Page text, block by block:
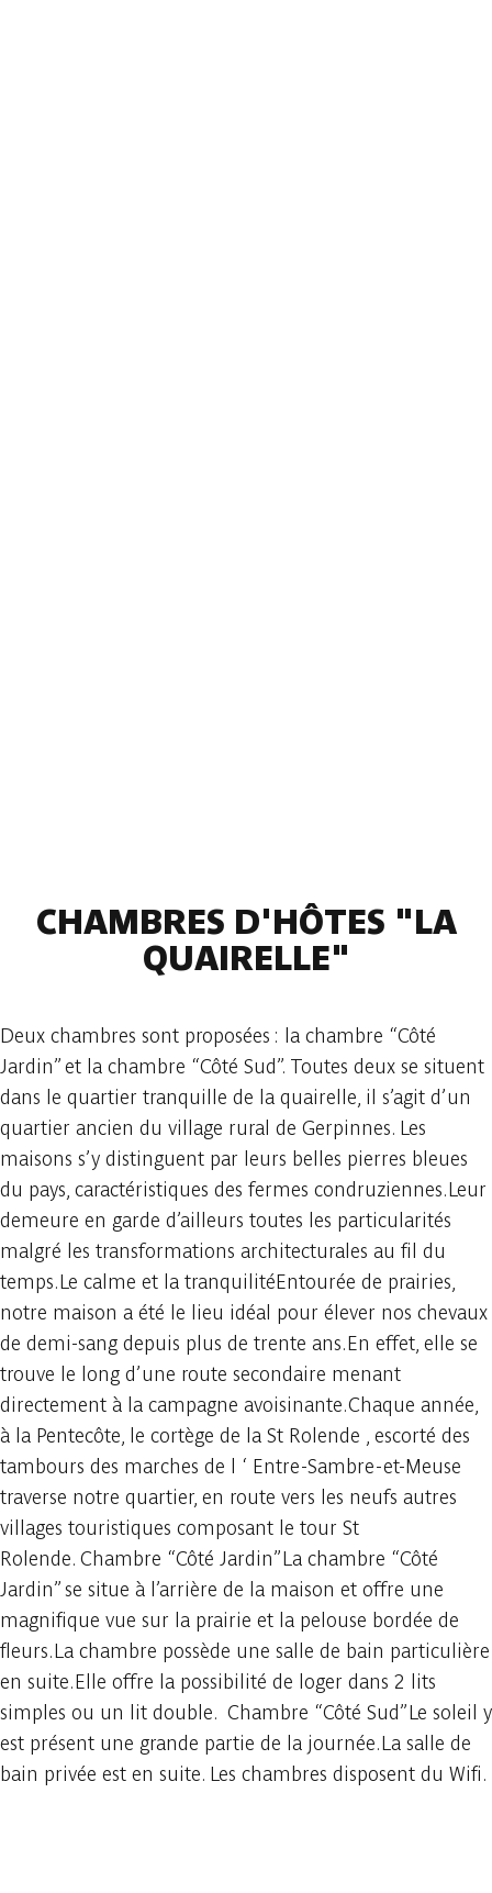
CHAMBRES D'HÔTES "LA
QUAIRELLE"
Deux chambres sont proposées : la chambre “Côté
Jardin” et la chambre “Côté Sud”. Toutes deux se situent
dans le quartier tranquille de la quairelle, il s’agit d’un
quartier ancien du village rural de Gerpinnes. Les
maisons s’y distinguent par leurs belles pierres bleues
du pays, caractéristiques des fermes condruziennes.Leur
demeure en garde d’ailleurs toutes les particularités
malgré les transformations architecturales au fil du
temps.Le calme et la tranquilitéEntourée de prairies,
notre maison a été le lieu idéal pour élever nos chevaux
de demi-sang depuis plus de trente ans.En effet, elle se
trouve le long d’une route secondaire menant
directement à la campagne avoisinante.Chaque année,
à la Pentecôte, le cortège de la St Rolende , escorté des
tambours des marches de l ‘ Entre-Sambre-et-Meuse
traverse notre quartier, en route vers les neufs autres
villages touristiques composant le tour St
Rolende. Chambre “Côté Jardin”La chambre “Côté
Jardin” se situe à l’arrière de la maison et offre une
magnifique vue sur la prairie et la pelouse bordée de
fleurs.La chambre possède une salle de bain particulière
en suite.Elle offre la possibilité de loger dans 2 lits
simples ou un lit double. Chambre “Côté Sud”Le soleil y
est présent une grande partie de la journée.La salle de
bain privée est en suite. Les chambres disposent du Wifi.